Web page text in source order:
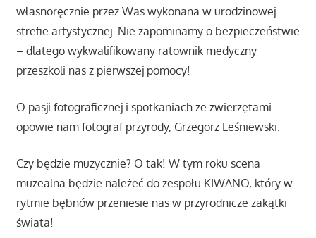
własnoręcznie przez Was wykonana w urodzinowej
strefie artystycznej. Nie zapominamy o bezpieczeństwie
– dlatego wykwalifikowany ratownik medyczny
przeszkoli nas z pierwszej pomocy!
O pasji fotograficznej i spotkaniach ze zwierzętami
opowie nam fotograf przyrody, Grzegorz Leśniewski.
Czy będzie muzycznie? O tak! W tym roku scena
muzealna będzie należeć do zespołu KIWANO, który w
rytmie bębnów przeniesie nas w przyrodnicze zakątki
świata!